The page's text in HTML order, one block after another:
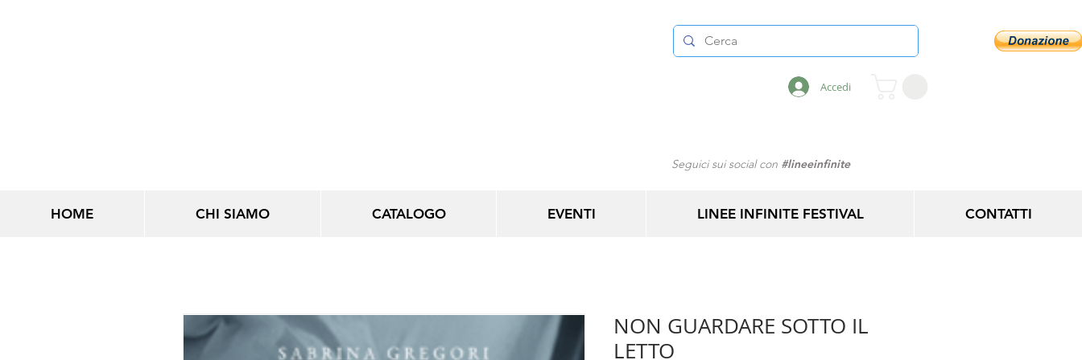
Accedi
Seguici sui social con #lineeinfinite
HOME CHI SIAMO CATALOGO EVENTI LINEE INFINITE FESTIVAL CONTATTI
NON GUARDARE SOTTO IL
LETTO